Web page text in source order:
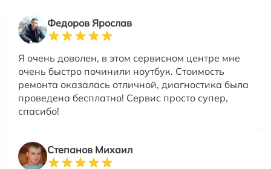
Федоров Ярослав
Я очень доволен, в этом сервисном центре мне
очень быстро починили ноутбук. Стоимость
ремонта оказалась отличной, диагностика была
проведена бесплатно! Сервис просто супер,
спасибо!
Степанов Михаил